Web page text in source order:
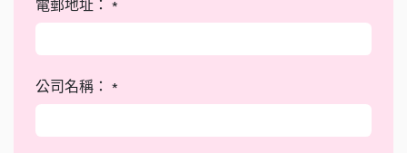
電郵地址： *
公司名稱： *